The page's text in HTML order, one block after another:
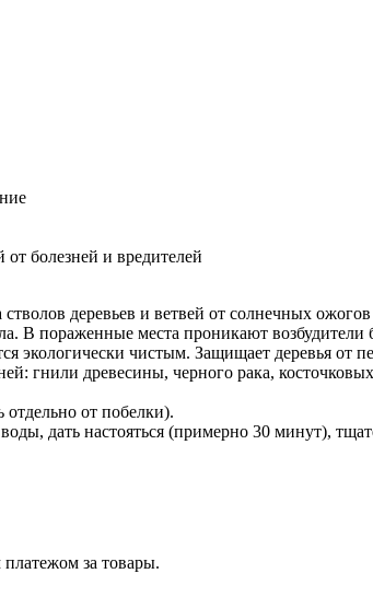
болезней и вредителей
стволов деревьев и ветвей от солнечных
В пораженные места проникают
экологически чистым. Защищает деревья
гнили древесины, черного рака,
отдельно от побелки).
дать настояться (примерно 30 минут),
за товары.